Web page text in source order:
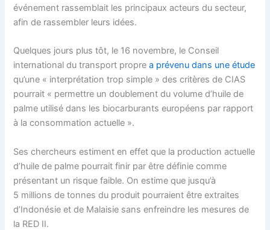
événement rassemblait les principaux acteurs du secteur,
afin de rassembler leurs idées.
Quelques jours plus tôt, le 16 novembre, le Conseil
international du transport proprea prévenu dans une étude
qu’une « interprétation trop simple » des critères de CIAS
pourrait « permettre un doublement du volume d’huile de
palme utilisé dans les biocarburants européens par rapport
à la consommation actuelle ».
Ses chercheurs estiment en effet que la production actuelle
d’huile de palme pourrait finir par être définie comme
présentant un risque faible. On estime que jusqu’à
5 millions de tonnes du produit pourraient être extraites
d’Indonésie et de Malaisie sans enfreindre les mesures de
la RED II.